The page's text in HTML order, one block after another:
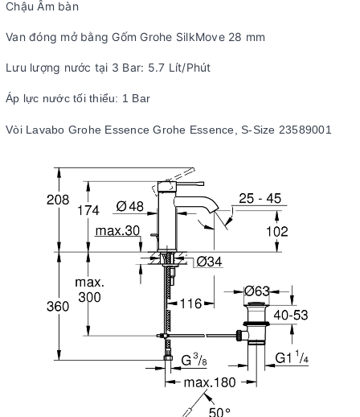
Chậu Âm bàn
Van đóng mở bằng Gốm Grohe SilkMove 28 mm
Lưu lượng nước tại 3 Bar: 5.7 Lít/Phút
Áp lực nước tối thiểu: 1 Bar
Vòi Lavabo Grohe Essence Grohe Essence, S-Size 23589001